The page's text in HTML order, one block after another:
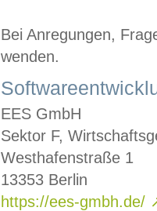
Bei Anregungen,
wenden.
EES GmbH
Sektor F,
Westhafenstraße 1
13353 Berlin
https://ees-gmbh.de/